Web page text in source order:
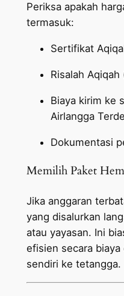
Periksa apakah
termasuk:
Sertifikat
Risalah
Biaya kirim ke
Airlangga
Dokumentasi
Memilih Paket
Jika anggaran
yang disalurkan
atau yayasan. Ini
efisien secara
sendiri ke tetangga.